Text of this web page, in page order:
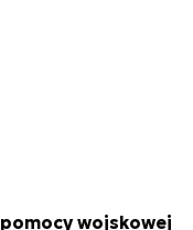
wojskowej